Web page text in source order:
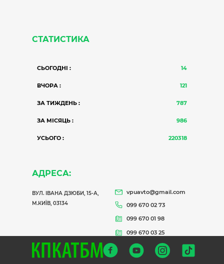
СТАТИСТИКА
СЬОГОДНІ : 14
ВЧОРА : 121
ЗА ТИЖДЕНЬ : 787
ЗА МІСЯЦЬ : 986
УСЬОГО : 220318
АДРЕСА:
ВУЛ. ІВАНА ДЗЮБИ, 15-А,
М.КИЇВ, 03134
vpuavto@gmail.com
099 670 02 73
099 670 01 98
099 670 03 25